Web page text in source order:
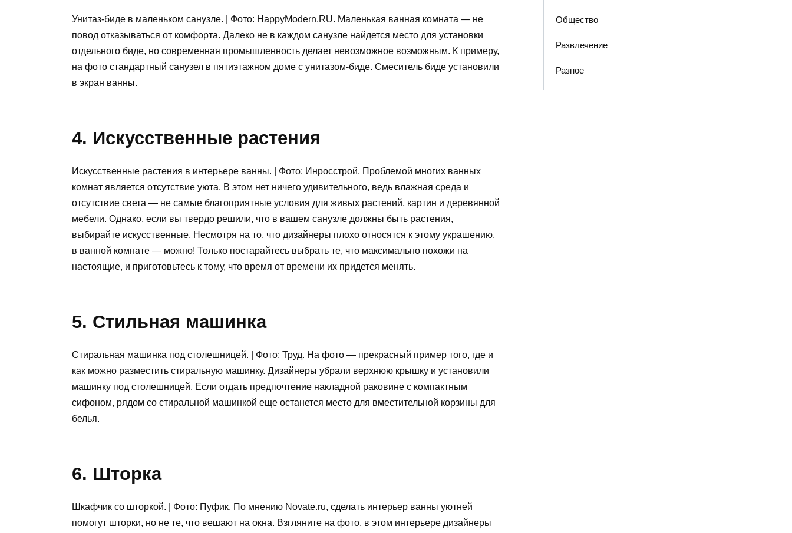
Унитаз-биде в маленьком санузле. | Фото: HappyModern.RU. Маленькая ванная комната — не
повод отказываться от комфорта. Далеко не в каждом санузле найдется место для установки
отдельного биде, но современная промышленность делает невозможное возможным. К примеру,
на фото стандартный санузел в пятиэтажном доме с унитазом-биде. Смеситель биде установили
в экран ванны.
4. Искусственные растения
Искусственные растения в интерьере ванны. | Фото: Инросстрой. Проблемой многих ванных
комнат является отсутствие уюта. В этом нет ничего удивительного, ведь влажная среда и
отсутствие света — не самые благоприятные условия для живых растений, картин и деревянной
мебели. Однако, если вы твердо решили, что в вашем санузле должны быть растения,
выбирайте искусственные. Несмотря на то, что дизайнеры плохо относятся к этому украшению,
в ванной комнате — можно! Только постарайтесь выбрать те, что максимально похожи на
настоящие, и приготовьтесь к тому, что время от времени их придется менять.
5. Стильная машинка
Стиральная машинка под столешницей. | Фото: Труд. На фото — прекрасный пример того, где и
как можно разместить стиральную машинку. Дизайнеры убрали верхнюю крышку и установили
машинку под столешницей. Если отдать предпочтение накладной раковине с компактным
сифоном, рядом со стиральной машинкой еще останется место для вместительной корзины для
белья.
6. Шторка
Шкафчик со шторкой. | Фото: Пуфик. По мнению Novate.ru, сделать интерьер ванны уютней
помогут шторки, но не те, что вешают на окна. Взгляните на фото, в этом интерьере дизайнеры
Общество
Развлечение
Разное